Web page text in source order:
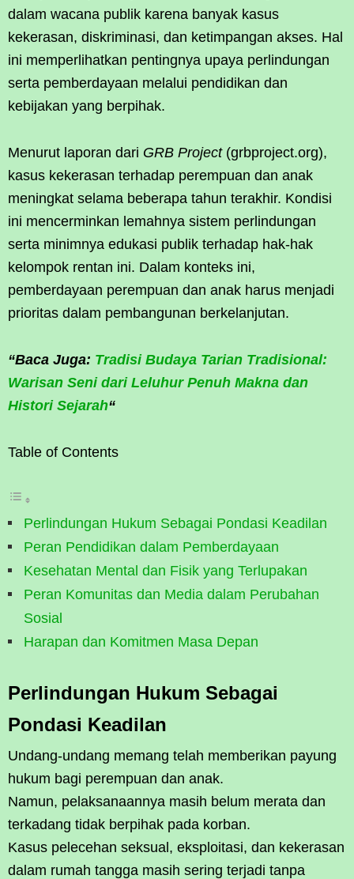
dalam wacana publik karena banyak kasus
kekerasan, diskriminasi, dan ketimpangan akses. Hal
ini memperlihatkan pentingnya upaya perlindungan
serta pemberdayaan melalui pendidikan dan
kebijakan yang berpihak.
Menurut laporan dari GRB Project(grbproject.org),
kasus kekerasan terhadap perempuan dan anak
meningkat selama beberapa tahun terakhir. Kondisi
ini mencerminkan lemahnya sistem perlindungan
serta minimnya edukasi publik terhadap hak-hak
kelompok rentan ini. Dalam konteks ini,
pemberdayaan perempuan dan anak harus menjadi
prioritas dalam pembangunan berkelanjutan.
“Baca Juga: Tradisi Budaya Tarian Tradisional:
Warisan Seni dari Leluhur Penuh Makna dan
Histori Sejarah“
Table of Contents
Perlindungan Hukum Sebagai Pondasi Keadilan
Peran Pendidikan dalam Pemberdayaan
Kesehatan Mental dan Fisik yang Terlupakan
Peran Komunitas dan Media dalam Perubahan
Sosial
Harapan dan Komitmen Masa Depan
Perlindungan Hukum Sebagai
Pondasi Keadilan
Undang-undang memang telah memberikan payung
hukum bagi perempuan dan anak.
Namun, pelaksanaannya masih belum merata dan
terkadang tidak berpihak pada korban.
Kasus pelecehan seksual, eksploitasi, dan kekerasan
dalam rumah tangga masih sering terjadi tanpa